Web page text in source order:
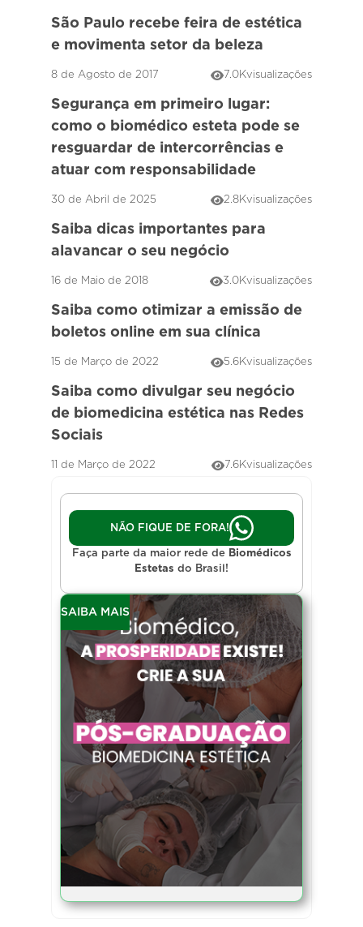
São Paulo recebe feira de estética
e movimenta setor da beleza
8 de Agosto de 2017 7.0Kvisualizações
Segurança em primeiro lugar:
como o biomédico esteta pode se
resguardar de intercorrências e
atuar com responsabilidade
30 de Abril de 2025 2.8Kvisualizações
Saiba dicas importantes para
alavancar o seu negócio
16 de Maio de 2018 3.0Kvisualizações
Saiba como otimizar a emissão de
boletos online em sua clínica
15 de Março de 2022 5.6Kvisualizações
Saiba como divulgar seu negócio
de biomedicina estética nas Redes
Sociais
11 de Março de 2022 7.6Kvisualizações
NÃO FIQUE DE FORA!
Faça parte da maior rede de Biomédicos
Estetas do Brasil!
SAIBA MAIS